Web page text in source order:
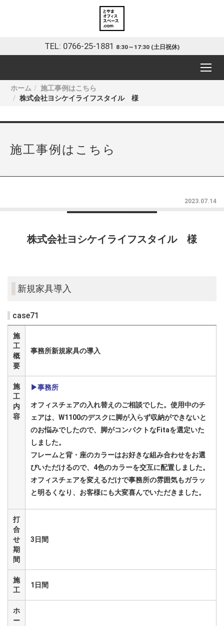
TEL: 0766-25-1881 8:30～17:30 (土日祝休)
ホーム
施工事例はこちら
株式会社ヨシケイライフスタイル 様
施工事例はこちら
2023.07.14
株式会社ヨシケイライフスタイル 様
新規家具導入
case71
施
工
概
要
事務所新規家具の導入
施
工
内
容
▶事務所
オフィスチェアの入れ替えのご相談でした。使用中のチ
ェアは、W1100のデスクに脚が入らず収納ができないと
のお悩みでしたので、脚がコンパクトなFitaを選定いた
しました。
フレームと背・座のカラーはお好きな組み合わせをお選
びいただけるので、4色のカラーを交互に配置しました。
オフィスチェアを変えるだけで事務所の雰囲気もガラッ
と明るくなり、お客様にも大変喜んでいただきました。
打
合
せ
期
間
3日間
施
工
1日間
ホ
ー